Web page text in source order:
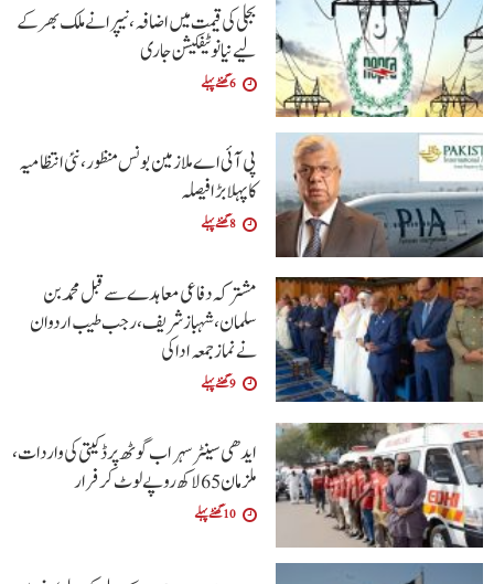
بجلی کی قیمت میں اضافہ، نیپرا نے ملک بھر کے
لیے نیا نوٹیفکیشن جاری
6 گھنٹے پہلے
پی آئی اے ملازمین بونس منظور، نئی انتظامیہ
کا پہلا بڑا فیصلہ
8 گھنٹے پہلے
مشترکہ دفاعی معاہدے سے قبل محمد بن
سلمان، شہباز شریف ، رجب طیب اردوان
نے نماز جمعہ ادا کی
9 گھنٹے پہلے
ایدھی سینٹر سہراب گوٹھ پر ڈکیتی کی واردات،
ملزمان 65 لاکھ روپے لوٹ کر فرار
10 گھنٹے پہلے